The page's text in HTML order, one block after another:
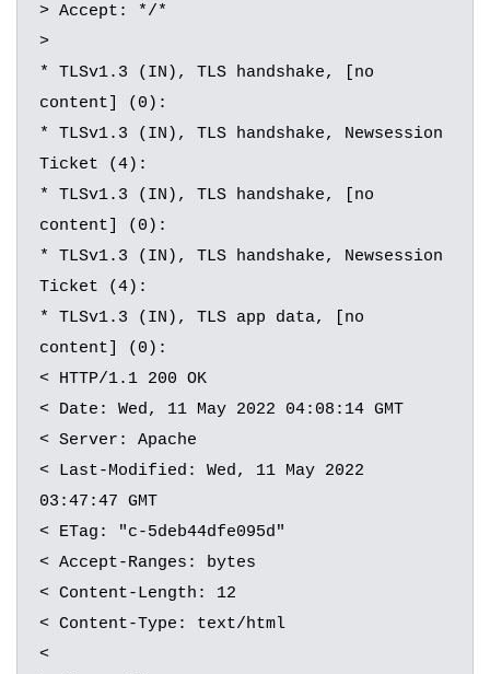
> Accept: */*
>
* TLSv1.3 (IN), TLS handshake, [no
content] (0):
* TLSv1.3 (IN), TLS handshake, Newsession
Ticket (4):
* TLSv1.3 (IN), TLS handshake, [no
content] (0):
* TLSv1.3 (IN), TLS handshake, Newsession
Ticket (4):
* TLSv1.3 (IN), TLS app data, [no
content] (0):
< HTTP/1.1 200 OK
< Date: Wed, 11 May 2022 04:08:14 GMT
< Server: Apache
< Last-Modified: Wed, 11 May 2022
03:47:47 GMT
< ETag: "c-5deb44dfe095d"
< Accept-Ranges: bytes
< Content-Length: 12
< Content-Type: text/html
<